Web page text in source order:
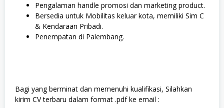
Pengalaman handle promosi dan marketing product.
Bersedia untuk Mobilitas keluar kota, memiliki Sim C
& Kendaraan Pribadi.
Penempatan di Palembang.
Bagi yang berminat dan memenuhi kualifikasi, Silahkan
kirim CV terbaru dalam format .pdf ke email :